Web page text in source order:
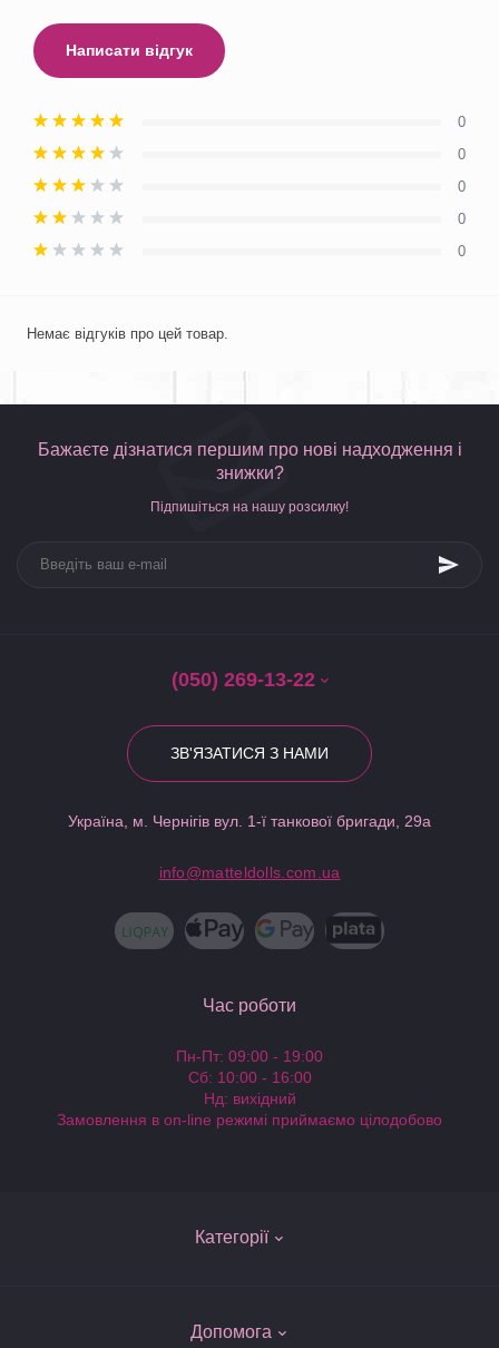
Написати відгук
0
0
0
0
0
Немає відгуків про цей товар.
Бажаєте дізнатися першим про нові надходження і
знижки?
Підпишіться на нашу розсилку!
(050) 269-13-22
ЗВ'ЯЗАТИСЯ З НАМИ
Україна, м. Чернігів вул. 1-ї танкової бригади, 29а
info@matteldolls.com.ua
Категорії
Допомога
Час роботи
Пн-Пт: 09:00 - 19:00
Сб: 10:00 - 16:00
Нд: вихідний
Замовлення в on-line режимі приймаємо цілодобово